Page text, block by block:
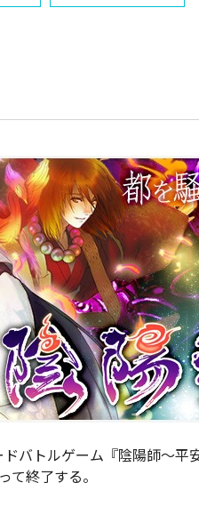
バトルゲーム『陰陽師～
て終了する。